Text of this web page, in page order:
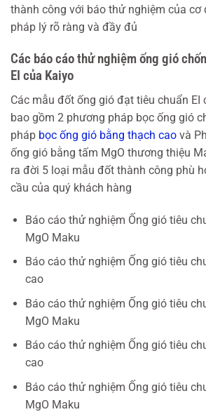
thành công với báo thử nghiệm của cơ
pháp lý rõ ràng và đầy đủ
Các báo cáo thử nghiệm ống gió
EI của Kaiyo
Các mẫu đốt ống gió đạt tiêu chuẩn EI
bao gồm 2 phương pháp bọc ống gió
pháp bọc ống gió bằng thạch cao và
ống gió bằng tấm MgO thương thiệu
ra đời 5 loại mẫu đốt thành công phù
cầu của quý khách hàng
Báo cáo thử nghiệm Ống gió tiêu
MgO Maku
Báo cáo thử nghiệm Ống gió tiêu
cao
Báo cáo thử nghiệm Ống gió tiêu
MgO Maku
Báo cáo thử nghiệm Ống gió tiêu
cao
Báo cáo thử nghiệm Ống gió tiêu
MgO Maku